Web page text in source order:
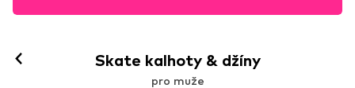
Skate kalhoty & džíny
pro muže